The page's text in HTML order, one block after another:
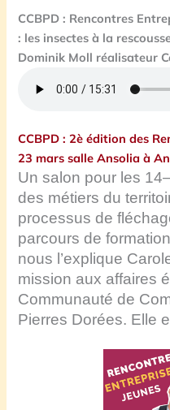
CCBPD : Rencontres
: les insectes à la
Dominik Moll réalisateur
CCBPD : 2è édition des
23 mars salle Ansolia à
Un salon pour les
des métiers du
processus de
parcours de
nous l’explique
mission aux affaires
Communauté de
Pierres Dorées. Elle